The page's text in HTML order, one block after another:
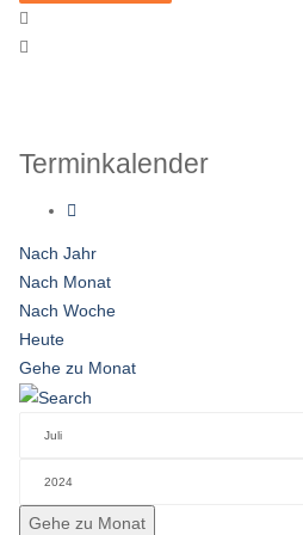
Terminkalender
Nach Jahr
Nach Monat
Nach Woche
Heute
Gehe zu Monat
Gehe zu Monat